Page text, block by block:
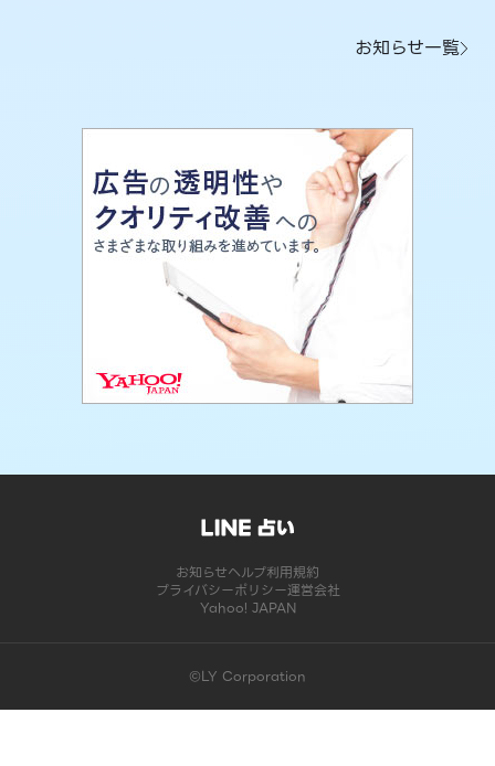
お知らせ一覧
お知らせヘルプ利用規約
プライバシーポリシー運営会社
Yahoo! JAPAN
©LY Corporation
このコンテンツは掲載が終了しました | LINE占い